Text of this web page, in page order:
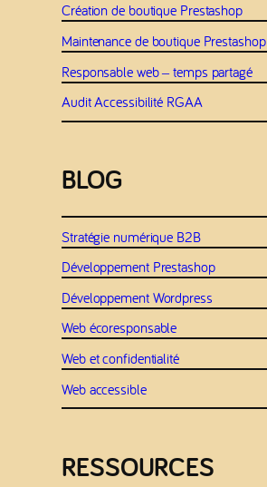
Création de boutique Prestashop
Maintenance de boutique Prestashop
Responsable web – temps partagé
Audit Accessibilité RGAA
BLOG
Stratégie numérique B2B
Développement Prestashop
Développement Wordpress
Web écoresponsable
Web et confidentialité
Web accessible
RESSOURCES